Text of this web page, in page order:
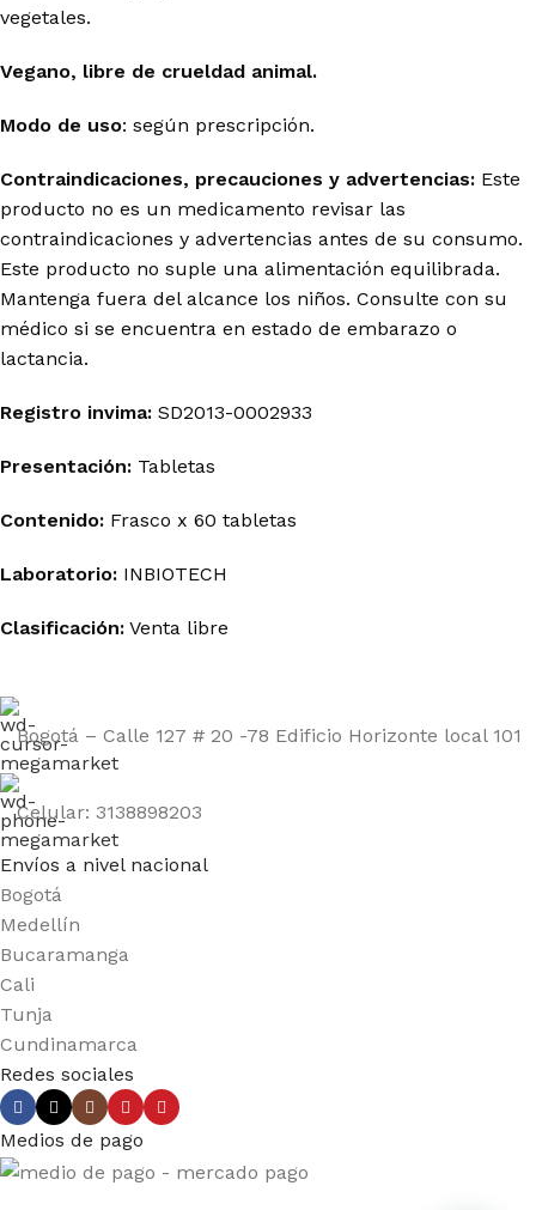
vegetales.
Vegano, libre de crueldad animal.
Modo de uso: según prescripción.
Contraindicaciones, precauciones y advertencias: Este
producto no es un medicamento revisar las
contraindicaciones y advertencias antes de su consumo.
Este producto no suple una alimentación equilibrada.
Mantenga fuera del alcance los niños. Consulte con su
médico si se encuentra en estado de embarazo o
lactancia.
Registro invima: SD2013-0002933
Presentación: Tabletas
Contenido: Frasco x 60 tabletas
Laboratorio: INBIOTECH
Clasificación: Venta libre
Bogotá – Calle 127 # 20 -78 Edificio Horizonte local 101
Celular: 3138898203
Envíos a nivel nacional
Bogotá
Medellín
Bucaramanga
Cali
Tunja
Cundinamarca
Redes sociales
Medios de pago